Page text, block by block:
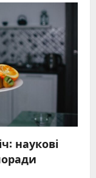
наукові